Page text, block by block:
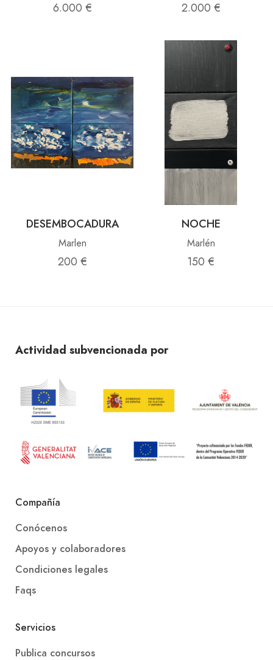
6.000 € 2.000 €
DESEMBOCADURA
Marlen
200 €
NOCHE
Marlén
150 €
Actividad subvencionada por
Compañía
Conócenos
Apoyos y colaboradores
Condiciones legales
Faqs
Servicios
Publica concursos